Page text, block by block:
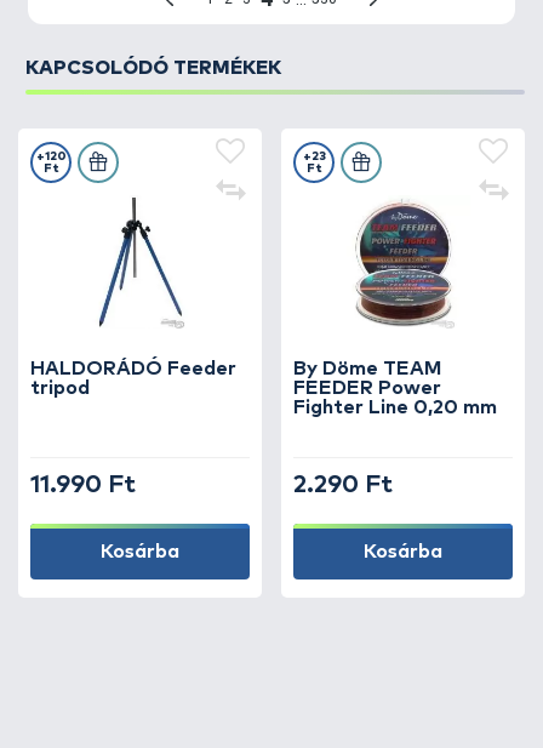
KAPCSOLÓDÓ TERMÉKEK
HALDORÁDÓ Feeder
tripod
+120
Ft
11.990 Ft
Kosárba
By Döme TEAM
FEEDER Power
Fighter Line 0,20 mm
+23
Ft
2.290 Ft
Kosárba